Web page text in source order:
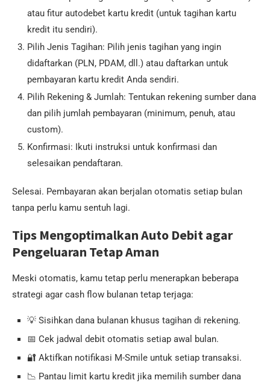
atau fitur autodebet kartu kredit (untuk tagihan kartu
kredit itu sendiri).
Pilih Jenis Tagihan: Pilih jenis tagihan yang ingin
didaftarkan (PLN, PDAM, dll.) atau daftarkan untuk
pembayaran kartu kredit Anda sendiri.
Pilih Rekening & Jumlah: Tentukan rekening sumber dana
dan pilih jumlah pembayaran (minimum, penuh, atau
custom).
Konfirmasi: Ikuti instruksi untuk konfirmasi dan
selesaikan pendaftaran.
Selesai. Pembayaran akan berjalan otomatis setiap bulan
tanpa perlu kamu sentuh lagi.
Tips Mengoptimalkan Auto Debit agar
Pengeluaran Tetap Aman
Meski otomatis, kamu tetap perlu menerapkan beberapa
strategi agar cash flow bulanan tetap terjaga:
💡 Sisihkan dana bulanan khusus tagihan di rekening.
📅 Cek jadwal debit otomatis setiap awal bulan.
🔐 Aktifkan notifikasi M-Smile untuk setiap transaksi.
📉 Pantau limit kartu kredit jika memilih sumber dana